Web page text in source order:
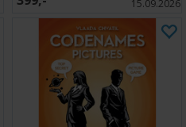
15.09.2026